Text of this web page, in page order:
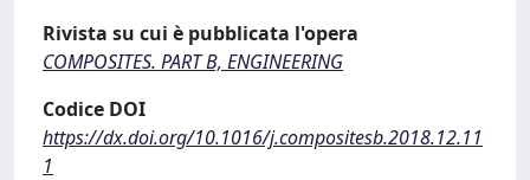
Rivista su cui è pubblicata l'opera
COMPOSITES. PART B, ENGINEERING
Codice DOI
https://dx.doi.org/10.1016/j.compositesb.2018.12.11
1